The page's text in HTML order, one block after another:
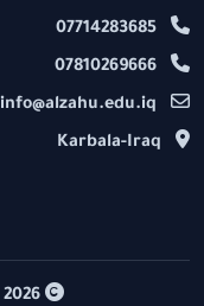
07714283685
07810269666
info@alzahu.edu.iq
Karbala-Iraq
2026